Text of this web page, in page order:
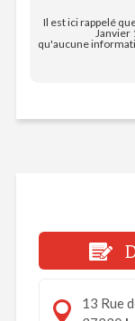
13 Rue
Il est ici rappelé
Janvier
qu'aucune